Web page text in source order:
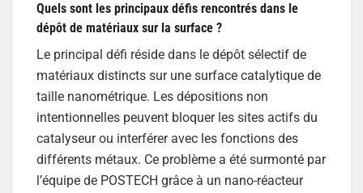
Quels sont les principaux défis rencontrés dans le
dépôt de matériaux sur la surface ?
Le principal défi réside dans le dépôt sélectif de
matériaux distincts sur une surface catalytique de
taille nanométrique. Les dépositions non
intentionnelles peuvent bloquer les sites actifs du
catalyseur ou interférer avec les fonctions des
différents métaux. Ce problème a été surmonté par
l’équipe de POSTECH grâce à un nano-réacteur